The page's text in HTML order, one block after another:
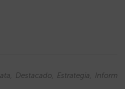
Destacado Estrategia Informes